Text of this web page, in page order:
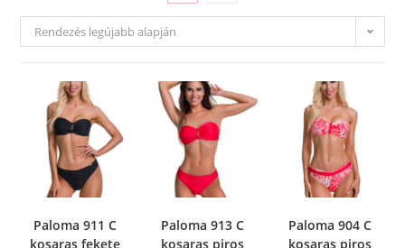
Rendezés legújabb alapján
Paloma 911 C
kosaras fekete
Paloma 913 C
kosaras piros
Paloma 904 C
kosaras piros